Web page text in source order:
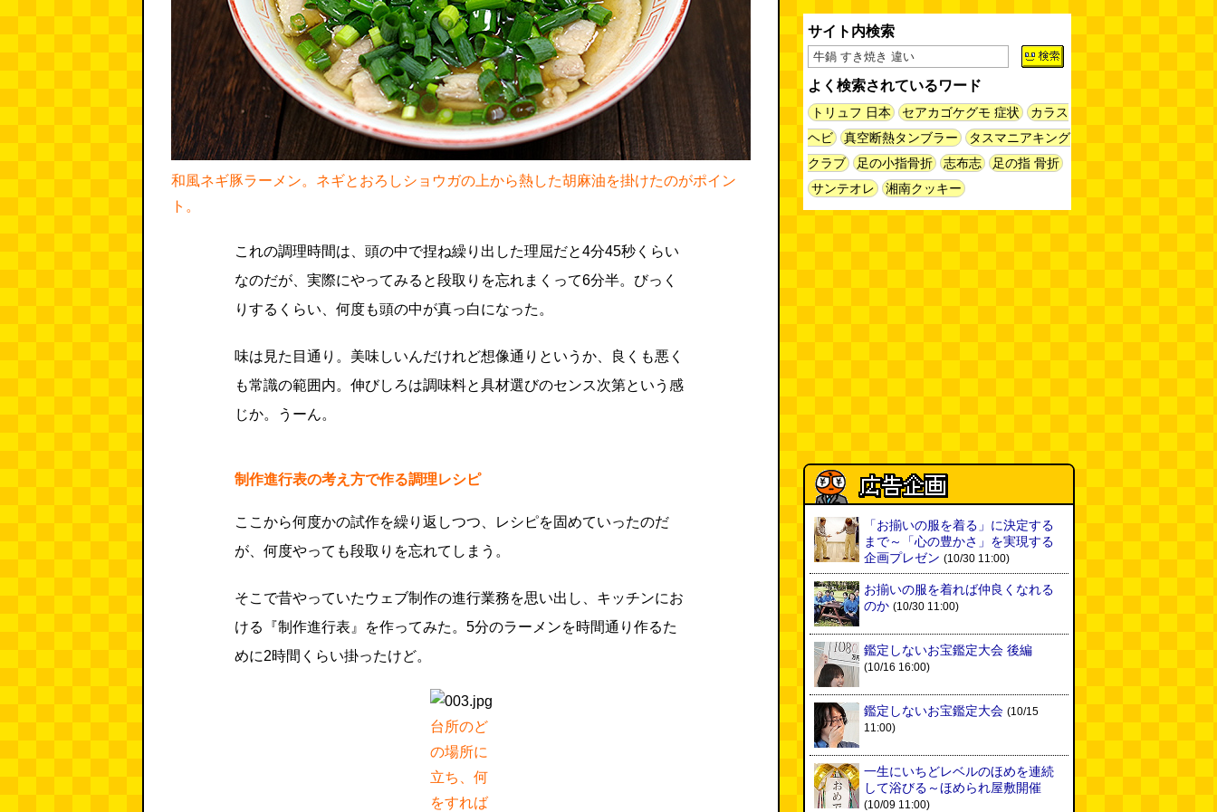
和風ネギ豚ラーメン。ネギとおろしショウガの上から熱した胡麻油を掛けたのがポイン
ト。
これの調理時間は、頭の中で捏ね繰り出した理屈だと4分45秒くらい
なのだが、実際にやってみると段取りを忘れまくって6分半。びっく
りするくらい、何度も頭の中が真っ白になった。
味は見た目通り。美味しいんだけれど想像通りというか、良くも悪く
も常識の範囲内。伸びしろは調味料と具材選びのセンス次第という感
じか。うーん。
制作進行表の考え方で作る調理レシピ
ここから何度かの試作を繰り返しつつ、レシピを固めていったのだ
が、何度やっても段取りを忘れてしまう。
そこで昔やっていたウェブ制作の進行業務を思い出し、キッチンにお
ける『制作進行表』を作ってみた。5分のラーメンを時間通り作るた
めに2時間くらい掛ったけど。
台所のど
の場所に
立ち、何
をすれば
ヘアスタイルが3Dになっている
美容室の看板
(08.05
16:00)
皿に乗った豚バラブロックの指輪
(べつやく れい) (08.05 16:00)
フエラムネをさらに笛っぽくした
らホイッスルになりました
新太朗) (08.05 11:00)
てました(読者投稿)
世田谷区民会館行きのバスは1日
1本(べつやく れい) (08.04 16:00)
「モグラ駅」で有名な土合駅……
実は真の秘境駅はお隣の湯檜曽駅
(08.04 11:00)
【大調査】現代人は普通に生活し
るのか？(石井公二) (08.04 11:00)
（2026.8.4 朝エッセイ/西村まさ
ゆき）(西村まさゆき) (08.04
10:00)
サイト内検索
よく検索されているワード
トリュフ 日本 セアカゴケグモ 症状
カラス
ヘビ
真空断熱タンブラー
タスマニアキング
クラブ
足の小指骨折 志布志
足の指 骨折
サンテオレ
湘南クッキー
「お揃いの服を着る」に決定する
まで～「心の豊かさ」を実現する
企画プレゼン (10/30 11:00)
お揃いの服を着れば仲良くなれる
のか (10/30 11:00)
鑑定しないお宝鑑定大会 後編
(10/16 16:00)
鑑定しないお宝鑑定大会 (10/15
11:00)
一生にいちどレベルのほめを連続
して浴びる～ほめられ屋敷開催
(10/09 11:00)